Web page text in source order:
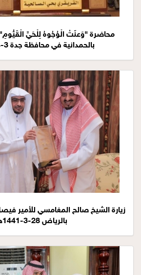
محاضرة "وَعنََتْ الْوُجُوهُ لِلْحَيِّ
بالحمدانية في محافظة جدة 3-4-1441هـ
زيارة الشيخ صالح المغامسي للأمير
بالرياض 28-3-1441هـ